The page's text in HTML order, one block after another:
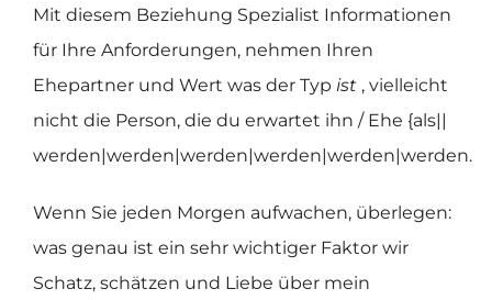
Mit diesem Beziehung Spezialist Informationen
für Ihre Anforderungen, nehmen Ihren
Ehepartner und Wert was der Typ ist , vielleicht
nicht die Person, die du erwartet ihn / Ehe {als||
werden|werden|werden|werden|werden|werden.
Wenn Sie jeden Morgen aufwachen, überlegen:
was genau ist ein sehr wichtiger Faktor wir
Schatz, schätzen und Liebe über mein